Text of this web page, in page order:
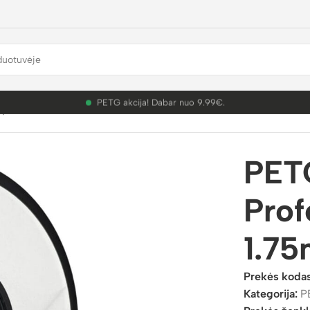
PETG akcija! Dabar nuo 9.99€.
PETG Red 3D Plastikas Professional LAB
Prekės
Kategorija: